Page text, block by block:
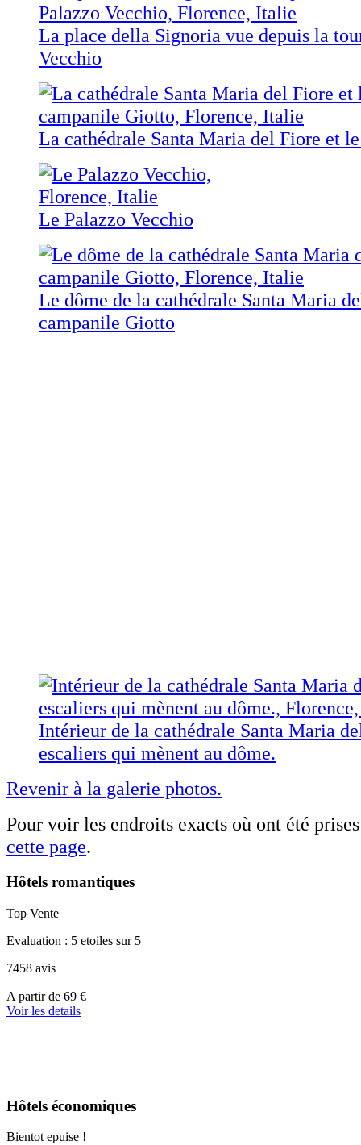
La place della Signoria vue depuis la
Vecchio
La cathédrale Santa Maria del Fiore et
Le Palazzo Vecchio
Le dôme de la cathédrale Santa Maria
campanile Giotto
Intérieur de la cathédrale Santa Maria
escaliers qui mènent au dôme.
Revenir à la galerie photos.
Pour voir les endroits exacts où ont été
cette page.
Hôtels romantiques
Top Vente
Evaluation : 5 etoiles sur 5
7458 avis
A
partir
A partir de 69 €
Voir les details
Hôtels économiques
Bientot epuise !